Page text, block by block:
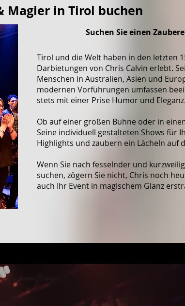
Magier in Tirol buchen
Suchen Sie einen
Tirol und die Welt haben in den letzten
Darbietungen von Chris Calvin erlebt.
Menschen in Australien, Asien und
modernen Vorführungen umfassen
stets mit einer Prise Humor und Eleganz.
Ob auf einer großen Bühne oder in
Seine individuell gestalteten Shows für
Highlights und zaubern ein Lächeln auf
Wenn Sie nach fesselnder und
suchen, zögern Sie nicht, Chris noch
auch Ihr Event in magischem Glanz